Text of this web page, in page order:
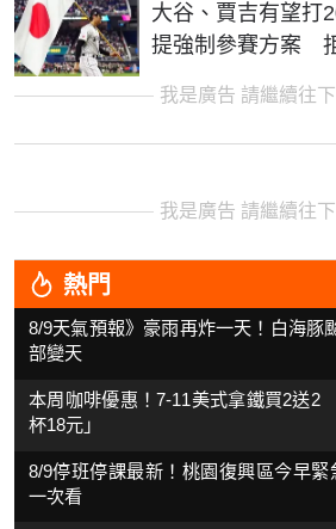
大谷、賈吉有望打
提強制參賽方案
我是廣告 請繼續往
我是廣告 請繼續往
熱門
8/9天氣預報》豪雨再炸一天！白海
部變天
本周咖啡優惠！7-11美式拿鐵買2送2
杯18元」
8/9停班停課最新！桃園復興區今早
一次看